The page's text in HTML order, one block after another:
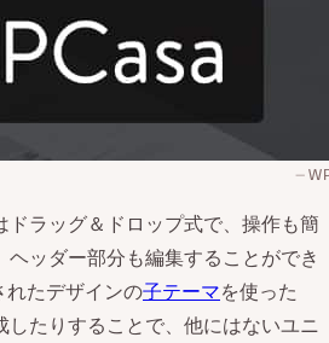
ラッグ＆ドロップ式で、操作も簡
ッダー部分も編集することができ
れたデザインの子テーマを使った
したりすることで、他にはないユニ